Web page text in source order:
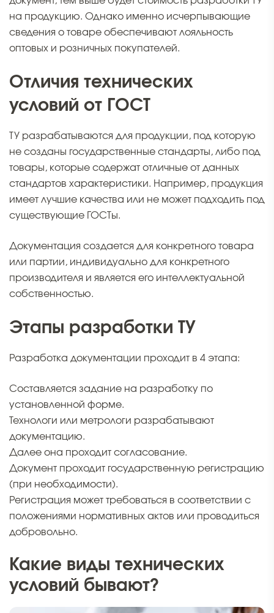
на продукцию. Однако именно исчерпывающие
сведения о товаре обеспечивают лояльность
оптовых и розничных покупателей.
Отличия технических
условий от ГОСТ
ТУ разрабатываются для продукции, под которую
не созданы государственные стандарты, либо под
товары, которые содержат отличные от данных
стандартов характеристики. Например, продукция
имеет лучшие качества или не может подходить под
существующие ГОСТы.
Документация создается для конкретного товара
или партии, индивидуально для конкретного
производителя и является его интеллектуальной
собственностью.
Этапы разработки ТУ
Разработка документации проходит в 4 этапа:
Составляется задание на разработку по
установленной форме.
Технологи или метрологи разрабатывают
документацию.
Далее она проходит согласование.
Документ проходит государственную регистрацию
(при необходимости).
Регистрация может требоваться в соответствии с
положениями нормативных актов или проводиться
добровольно.
Какие виды технических
условий бывают?